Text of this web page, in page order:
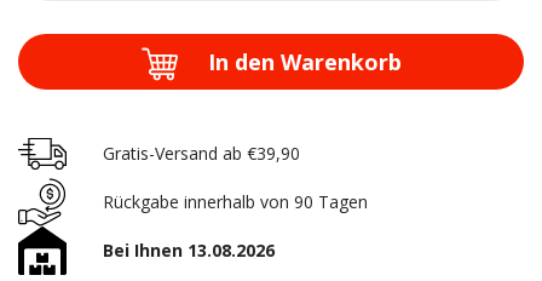
In den Warenkorb
Gratis-Versand ab €39,90
Rückgabe innerhalb von 90 Tagen
Bei Ihnen 13.08.2026